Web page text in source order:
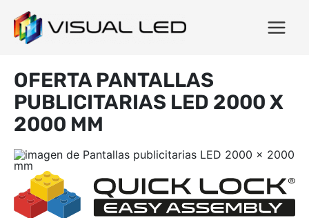
OFERTA PANTALLAS
PUBLICITARIAS LED 2000 X
2000 MM